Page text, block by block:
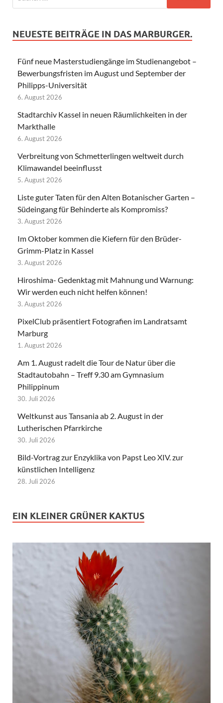
NEUESTE BEITRÄGE IN DAS MARBURGER.
Fünf neue Masterstudiengänge im Studienangebot –
Bewerbungsfristen im August und September der
Philipps-Universität
6. August 2026
Stadtarchiv Kassel in neuen Räumlichkeiten in der
Markthalle
6. August 2026
Verbreitung von Schmetterlingen weltweit durch
Klimawandel beeinflusst
5. August 2026
Liste guter Taten für den Alten Botanischer Garten –
Südeingang für Behinderte als Kompromiss?
3. August 2026
Im Oktober kommen die Kiefern für den Brüder-
Grimm-Platz in Kassel
3. August 2026
Hiroshima- Gedenktag mit Mahnung und Warnung:
Wir werden euch nicht helfen können!
3. August 2026
PixelClub präsentiert Fotografien im Landratsamt
Marburg
1. August 2026
Am 1. August radelt die Tour de Natur über die
Stadtautobahn – Treff 9.30 am Gymnasium
Philippinum
30. Juli 2026
Weltkunst aus Tansania ab 2. August in der
Lutherischen Pfarrkirche
30. Juli 2026
Bild-Vortrag zur Enzyklika von Papst Leo XIV. zur
künstlichen Intelligenz
28. Juli 2026
EIN KLEINER GRÜNER KAKTUS